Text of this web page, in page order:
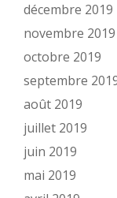
décembre 2019
novembre 2019
octobre 2019
septembre
août 2019
juillet 2019
juin 2019
mai 2019